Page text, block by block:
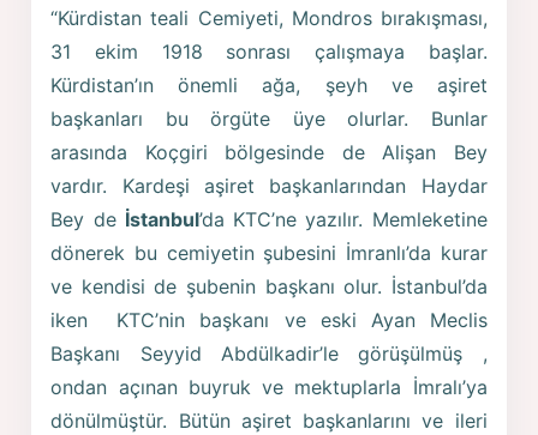
“Kürdistan teali Cemiyeti, Mondros bırakışması,
31 ekim 1918 sonrası çalışmaya başlar.
Kürdistan’ın önemli ağa, şeyh ve aşiret
başkanları bu örgüte üye olurlar. Bunlar
arasında Koçgiri bölgesinde de Alişan Bey
vardır. Kardeşi aşiret başkanlarından Haydar
Bey de İstanbul’da KTC’ne yazılır. Memleketine
dönerek bu cemiyetin şubesini İmranlı’da kurar
ve kendisi de şubenin başkanı olur. İstanbul’da
iken KTC’nin başkanı ve eski Ayan Meclis
Başkanı Seyyid Abdülkadir’le görüşülmüş ,
ondan açınan buyruk ve mektuplarla İmralı’ya
dönülmüştür. Bütün aşiret başkanlarını ve ileri